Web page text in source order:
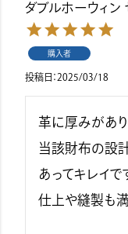
ダブルホーウィ
購入者
投稿日 2025/03/18
革に厚みがあり
当該財布の設
あってキレイで
仕上や縫製も満